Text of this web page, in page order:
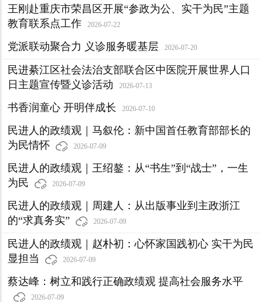
王刚赴重庆市荣昌区开展“参政为公、实干为民”主题
教育联系点工作
2026-07-22
党派联动聚合力 义诊服务暖基层 2026-07-20
民进綦江区社会法治支部联合区中医院开展世界人口
日主题宣传暨义诊活动
2026-07-13
书香润童心 开明伴成长 2026-07-10
民进人的政绩观｜马叙伦：新中国首任教育部部长的
为民情怀
2026-07-09
民进人的政绩观｜王绍鏊：从“书生”到“战士”，一生
为民
2026-07-09
民进人的政绩观｜周建人：从出版事业到主政浙江
的“求真务实”
2026-07-09
民进人的政绩观｜赵朴初：心怀家国践初心 实干为民
显担当
2026-07-09
蔡达峰：树立和践行正确政绩观 提高社会服务水平
2026-07-09